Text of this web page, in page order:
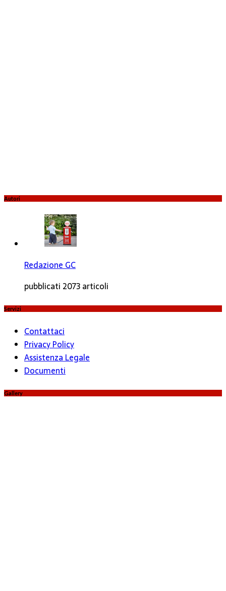
Autori
Redazione GC
pubblicati 2073 articoli
Servizi
Contattaci
Privacy Policy
Assistenza Legale
Documenti
Gallery